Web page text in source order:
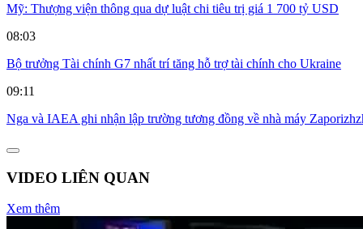
Mỹ: Thượng viện thông qua dự luật chi tiêu trị giá 1 700 tỷ USD
08:03
Bộ trưởng Tài chính G7 nhất trí tăng hỗ trợ tài chính cho Ukraine
09:11
Nga và IAEA ghi nhận lập trường tương đồng về nhà máy
VIDEO LIÊN QUAN
Xem thêm